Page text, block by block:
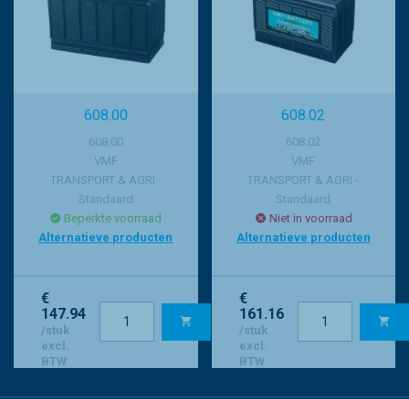
608.00
608.00
VMF
TRANSPORT & AGRI -
Standaard
Beperkte voorraad
Alternatieve producten
€
147.94
/stuk
excl.
BTW
608.02
608.02
VMF
TRANSPORT & AGRI -
Standaard
Niet in voorraad
Alternatieve producten
€
161.16
/stuk
excl.
BTW